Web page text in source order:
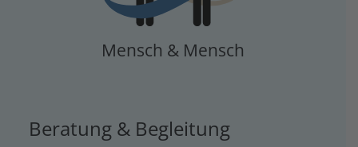
Mensch & Mensch
Beratung & Begleitung